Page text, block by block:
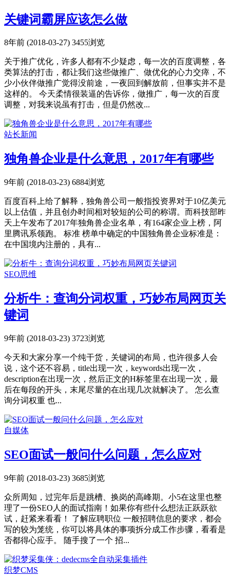
关键词霸屏应该怎么做
8年前 (2018-03-27) 3455浏览
关于推广优化，许多人都有不少疑虑，每一次的百度调整，各
类算法的打击，都让我们这些做推广、做优化的心力交瘁，不
少小伙伴做推广觉得没前途，一夜回到解放前，但事实并不是
这样的。 今天柔情很装逼的告诉你，做推广，每一次的百度
调整，对我来说虽有打击，但是仍然改...
站长新闻
独角兽企业是什么意思，2017年有哪些
9年前 (2018-03-23) 6884浏览
百度百科上给了解释，独角兽公司一般指投资界对于10亿美元
以上估值，并且创办时间相对较短的公司的称谓。而科技部昨
天上午发布了2017年独角兽企业名单，有164家企业上榜，阿
里腾讯系领跑。 标准 榜单中确定的中国独角兽企业标准是：
在中国境内注册的，具有...
SEO思维
分析牛：查询分词权重，巧妙布局网页关
键词
9年前 (2018-03-23) 3723浏览
今天和大家分享一个纯干货，关键词的布局，也许很多人会
说，这个还不容易，title出现一次，keywords出现一次，
description在出现一次，然后正文的H标签里在出现一次，最
后在每段的开头，末尾尽量的在出现几次就解决了。 怎么查
询分词权重 也...
自媒体
SEO面试一般问什么问题，怎么应对
9年前 (2018-03-23) 3685浏览
众所周知，过完年后是跳槽、换岗的高峰期。小5在这里也整
理了一份SEO人的面试指南！如果你有些什么想法正跃跃欲
试，赶紧来看看！ 了解应聘职位 一般招聘信息的要求，都会
写的较为笼统，你可以将具体的事项拆分成工作步骤，看看是
否都得心应手。 随手搜了一个 招...
织梦CMS